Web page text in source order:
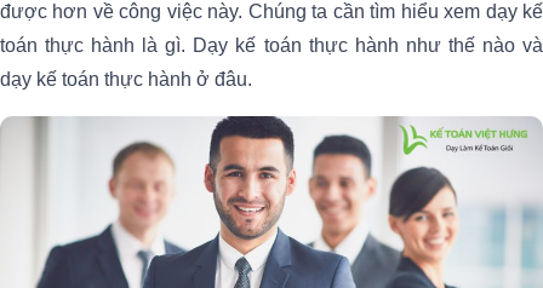
được hơn về công việc này. Chúng ta cần tìm hiểu xem dạy kế
toán thực hành là gì. Dạy kế toán thực hành như thế nào và
dạy kế toán thực hành ở đâu.